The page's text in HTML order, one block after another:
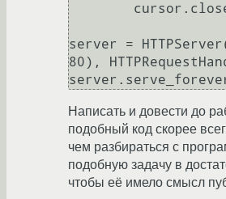
server =
80),
Написать и довести до
подобный код скорее
чем разбираться с
подобную задачу в
чтобы её имело смысл